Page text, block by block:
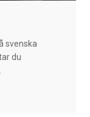
svenska
du